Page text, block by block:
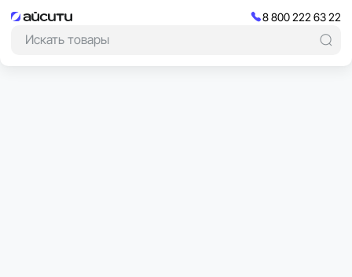
8 800 222 63 22